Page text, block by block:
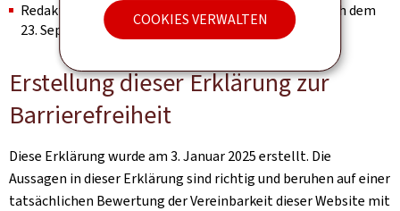
COOKIES VERWALTEN
Redaktioneller Inhalt, der als archiviert gilt (der nach dem
23. September 2019 nicht mehr geändert wurde).
Erstellung dieser Erklärung zur
Barrierefreiheit
Diese Erklärung wurde am3. Januar 2025erstellt. Die
Aussagen in dieser Erklärung sind richtig und beruhen auf einer
tatsächlichen Bewertung der Vereinbarkeit dieser Website mit